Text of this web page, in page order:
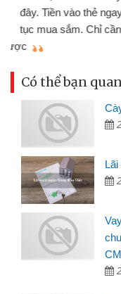
Có thể bạn